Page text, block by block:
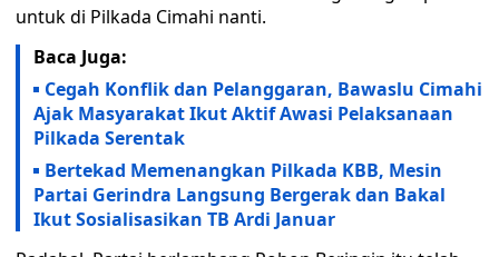
untuk di Pilkada Cimahi nanti.
Baca Juga:
Cegah Konflik dan Pelanggaran, Bawaslu Cimahi
Ajak Masyarakat Ikut Aktif Awasi Pelaksanaan
Pilkada Serentak
Bertekad Memenangkan Pilkada KBB, Mesin
Partai Gerindra Langsung Bergerak dan Bakal
Ikut Sosialisasikan TB Ardi Januar